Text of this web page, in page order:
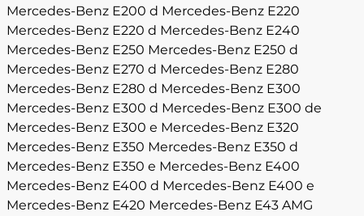
Mercedes-Benz E200 d Mercedes-Benz E220
Mercedes-Benz E220 d Mercedes-Benz E240
Mercedes-Benz E250 Mercedes-Benz E250 d
Mercedes-Benz E270 d Mercedes-Benz E280
Mercedes-Benz E280 d Mercedes-Benz E300
Mercedes-Benz E300 d Mercedes-Benz E300 de
Mercedes-Benz E300 e Mercedes-Benz E320
Mercedes-Benz E350 Mercedes-Benz E350 d
Mercedes-Benz E350 e Mercedes-Benz E400
Mercedes-Benz E400 d Mercedes-Benz E400 e
Mercedes-Benz E420 Mercedes-Benz E43 AMG